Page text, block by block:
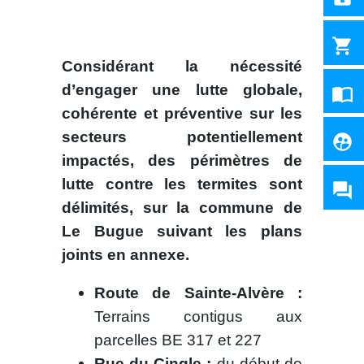
Considérant la nécessité
d’engager une lutte globale,
cohérente et préventive sur les
secteurs potentiellement
impactés, des périmètres de
lutte contre les termites sont
délimités, sur la commune de
Le Bugue suivant les plans
joints en annexe.
Route de Sainte-Alvère :
Terrains contigus aux
parcelles BE 317 et 227
shopping_cart
import_contacts
supervised_user_circle
question_answer